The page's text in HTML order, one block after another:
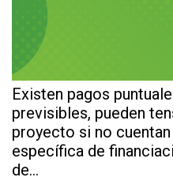
Existen pagos
previsibles, pueden
proyecto si no
específica de
de…